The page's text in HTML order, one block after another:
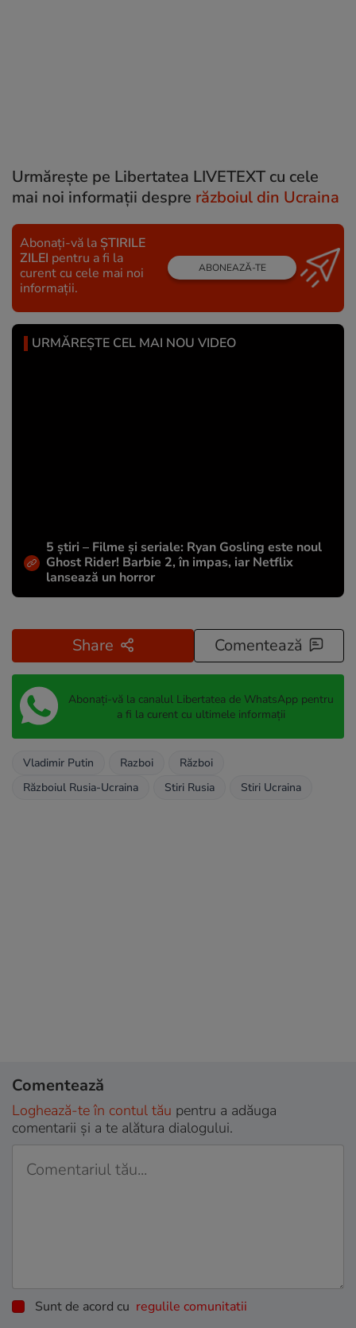
Urmărește pe Libertatea LIVETEXT cu cele
mai noi informații despre războiul din Ucraina
Abonați-vă la ȘTIRILE
ZILEI pentru a fi la
curent cu cele mai noi
informații.
ABONEAZĂ-TE
URMĂREȘTE CEL MAI NOU VIDEO
5 știri – Filme și seriale: Ryan Gosling este noul
Ghost Rider! Barbie 2, în impas, iar Netflix
lansează un horror
Share Comentează
Abonați-vă la canalul Libertatea de WhatsApp pentru
a fi la curent cu ultimele informații
Vladimir Putin Razboi
Război
Războiul Rusia-Ucraina
Stiri Rusia Stiri Ucraina
Comentează
Loghează-te în contul tău pentru a adăuga
comentarii și a te alătura dialogului.
Sunt de acord cu regulile comunitatii